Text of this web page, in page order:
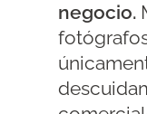
negocio.